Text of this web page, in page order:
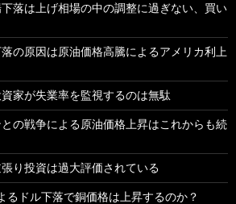
落は上げ相場の中の調整に過ぎない、買い
の原因は原油価格高騰によるアメリカ利上
家が失業率を監視するのは無駄
の戦争による原油価格上昇はこれからも続
り投資は過大評価されている
るドル下落で銅価格は上昇するのか？